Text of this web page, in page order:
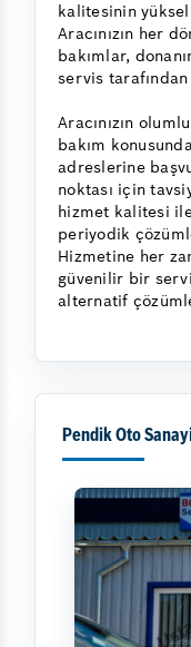
kalitesinin
Aracınızın her
bakımlar,
servis
Aracınızın
bakım
adreslerine
noktası için
hizmet kalitesi ile
periyodik
Hizmetine her
güvenilir bir
alternatif
Pendik Oto